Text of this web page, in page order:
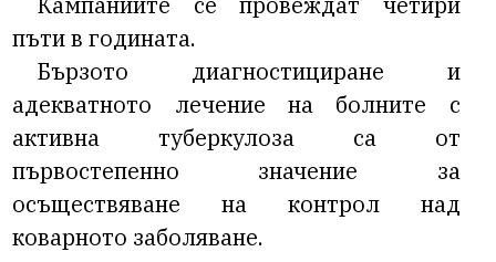
пъти в годината.
Бързото диагностициране и
адекватното лечение на болните с
активна туберкулоза са от
първостепенно значение за
осъществяване на контрол над
коварното заболяване.